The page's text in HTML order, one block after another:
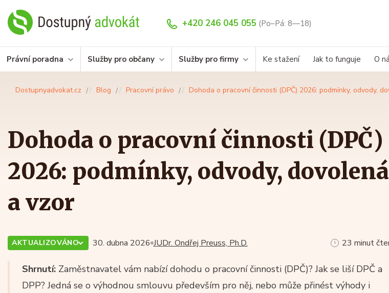
+420 246 045 055 (Po–Pá: 8—18)
Právní poradna Služby pro občany Služby pro firmy Ke stažení Jak to funguje O
Dostupnyadvokat.cz Blog Pracovní právo Dohoda o pracovní činnosti (DPČ) 2026: podmínky, odvody,
Dohoda o pracovní činnosti (DPČ)
2026: podmínky, odvody, dovolená
a vzor
JUDr. Ondřej Preuss, Ph.D.
AKTUALIZOVÁNO 30. dubna 2026 23 minut
Shrnutí: Zaměstnavatel vám nabízí dohodu o pracovní činnosti (DPČ)? Jak se liší DPČ a
DPP? Jedná se o výhodnou smlouvu především pro něj, nebo může přinést výhody i